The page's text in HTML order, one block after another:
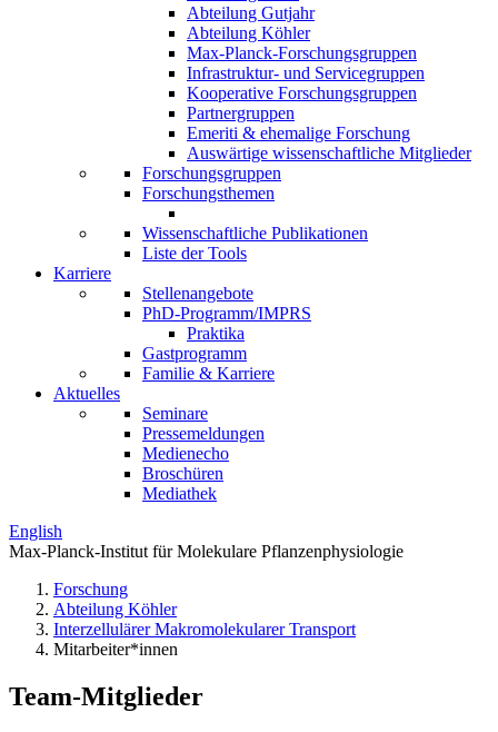
Abteilung Gutjahr
Abteilung Köhler
Max-Planck-Forschungsgruppen
Infrastruktur- und Servicegruppen
Kooperative Forschungsgruppen
Partnergruppen
Emeriti & ehemalige Forschung
Auswärtige wissenschaftliche Mitglieder
Forschungsgruppen
Forschungsthemen
Wissenschaftliche Publikationen
Liste der Tools
Karriere
Stellenangebote
PhD-Programm/IMPRS
Praktika
Gastprogramm
Familie & Karriere
Aktuelles
Seminare
Pressemeldungen
Medienecho
Broschüren
Mediathek
English
Max-Planck-Institut für Molekulare Pflanzenphysiologie
Forschung
Abteilung Köhler
Interzellulärer Makromolekularer Transport
Mitarbeiter*innen
Team-Mitglieder